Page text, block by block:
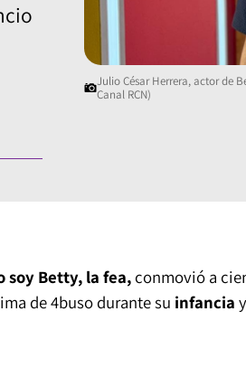
Julio César Herrera, actor de
Canal RCN)
soy Betty, la fea,conmovió a
de 4buso durante su infancia y